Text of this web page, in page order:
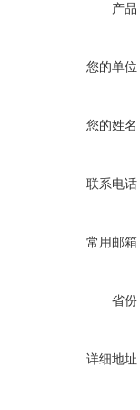
产品
您的单位
您的姓名
联系电话
常用邮箱
省份
详细地址